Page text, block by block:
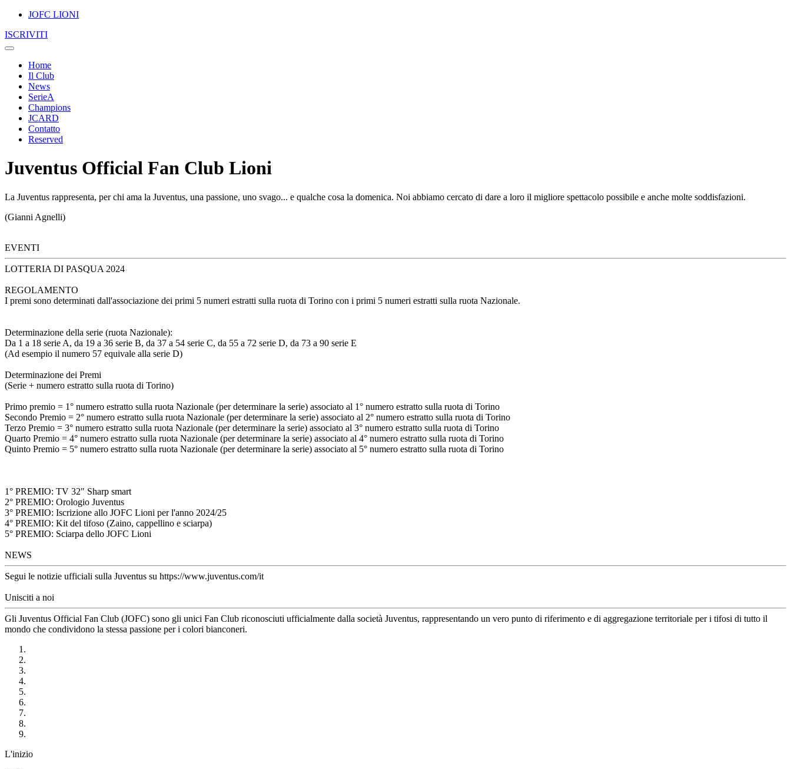
JOFC LIONI
ISCRIVITI
Home
Il Club
News
SerieA
Champions
JCARD
Contatto
Reserved
Juventus Official Fan Club Lioni
La Juventus rappresenta, per chi ama la Juventus, una passione, uno svago... e qualche cosa la domenica. Noi abbiamo cercato di dare a loro il migliore spettacolo possibile e anche molte soddisfazioni.
(Gianni Agnelli)
EVENTI
LOTTERIA DI PASQUA 2024
REGOLAMENTO
I premi sono determinati dall'associazione dei primi 5 numeri estratti sulla ruota di Torino con i primi 5 numeri estratti sulla ruota Nazionale.
Determinazione della serie (ruota Nazionale):
Da 1 a 18 serie A, da 19 a 36 serie B, da 37 a 54 serie C, da 55 a 72 serie D, da 73 a 90 serie E
(Ad esempio il numero 57 equivale alla serie D)
Determinazione dei Premi
(Serie + numero estratto sulla ruota di Torino)
Primo premio = 1° numero estratto sulla ruota Nazionale (per determinare la serie) associato al 1° numero estratto sulla ruota di Torino
Secondo Premio = 2° numero estratto sulla ruota Nazionale (per determinare la serie) associato al 2° numero estratto sulla ruota di Torino
Terzo Premio = 3° numero estratto sulla ruota Nazionale (per determinare la serie) associato al 3° numero estratto sulla ruota di Torino
Quarto Premio = 4° numero estratto sulla ruota Nazionale (per determinare la serie) associato al 4° numero estratto sulla ruota di Torino
Quinto Premio = 5° numero estratto sulla ruota Nazionale (per determinare la serie) associato al 5° numero estratto sulla ruota di Torino
1° PREMIO: TV 32" Sharp smart
2° PREMIO: Orologio Juventus
3° PREMIO: Iscrizione allo JOFC Lioni per l'anno 2024/25
4° PREMIO: Kit del tifoso (Zaino, cappellino e sciarpa)
5° PREMIO: Sciarpa dello JOFC Lioni
NEWS
Segui le notizie ufficiali sulla Juventus su https://www.juventus.com/it
Unisciti a noi
Gli Juventus Official Fan Club (JOFC) sono gli unici Fan Club riconosciuti ufficialmente dalla società Juventus, rappresentando un vero punto di riferimento e di aggregazione territoriale per i tifosi di tutto il
mondo che condividono la stessa passione per i colori bianconeri.
L'inizio